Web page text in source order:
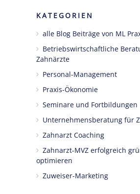
KATEGORIEN
alle Blog Beiträge von ML
Betriebswirtschaftliche
Zahnärzte
Personal-Management
Praxis-Ökonomie
Seminare und Fortbildungen
Unternehmensberatung für
Zahnarzt Coaching
Zahnarzt-MVZ erfolgreich
optimieren
Zuweiser-Marketing